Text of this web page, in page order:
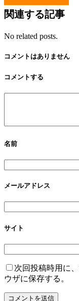
関連する記事
No related posts.
コメントはありません
コメントする
名前
メールアドレス
サイト
次回投稿時用に
ウザに保存する。